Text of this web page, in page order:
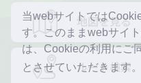
当webサイトでは
す。このままwebサイ
は、Cookieの利用にご
とさせていただきます。
地図を見る
ルート検索